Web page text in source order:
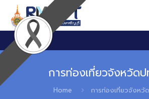
การท่องเที่ยวจังหวัด
Home การท่องเที่ยวจังหวั